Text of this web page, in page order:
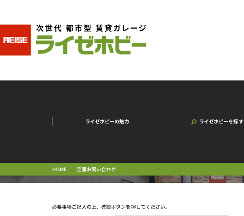
ライゼホビーの魅力 ライゼホビーを探す
HOME 空室お問い合わせ
必要事項ご記入の上、確認ボタンを押してください。